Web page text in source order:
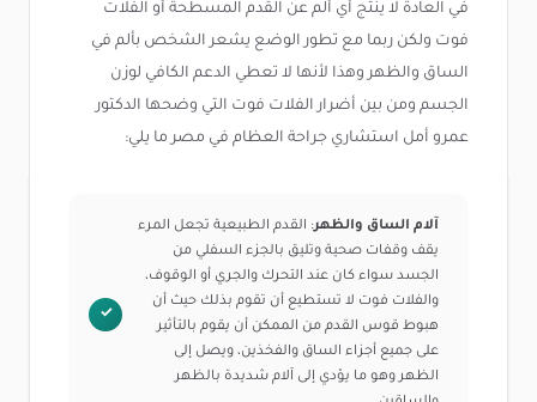
في العادة لا ينتج أي ألم عن القدم المسطحة أو الفلات
فوت ولكن ربما مع تطور الوضع يشعر الشخص بألم في
الساق والظهر وهذا لأنها لا تعطي الدعم الكافي لوزن
الجسم ومن بين أضرار الفلات فوت التي وضحها الدكتور
عمرو أمل استشاري جراحة العظام في مصر ما يلي:
آلام الساق والظهر: القدم الطبيعية تجعل المرء
يقف وقفات صحية وتليق بالجزء السفلي من
الجسد سواء كان عند التحرك والجري أو الوقوف،
والفلات فوت لا تستطيع أن تقوم بذلك حيث أن
هبوط قوس القدم من الممكن أن يقوم بالتأثير
على جميع أجزاء الساق والفخذين، ويصل إلى
الظهر وهو ما يؤدي إلى آلام شديدة بالظهر